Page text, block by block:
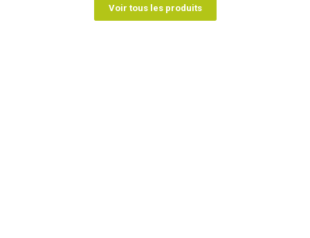
Voir tous les produits